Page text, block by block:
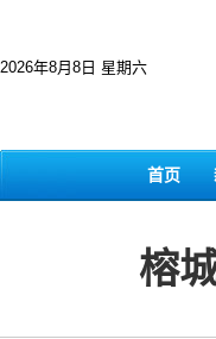
2026年8月8日 星期六
首页
榕